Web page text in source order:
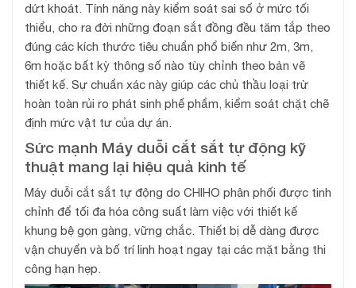
dứt khoát. Tính năng này kiểm soát sai số ở mức tối
thiểu, cho ra đời những đoạn sắt đồng đều tăm tắp theo
đúng các kích thước tiêu chuẩn phổ biến như 2m, 3m,
6m hoặc bất kỳ thông số nào tùy chỉnh theo bản vẽ
thiết kế. Sự chuẩn xác này giúp các chủ thầu loại trừ
hoàn toàn rủi ro phát sinh phế phẩm, kiểm soát chặt chẽ
định mức vật tư của dự án.
Sức mạnh Máy duỗi cắt sắt tự động kỹ
thuật mang lại hiệu quả kinh tế
Máy duỗi cắt sắt tự động do CHIHO phân phối được tinh
chỉnh để tối đa hóa công suất làm việc với thiết kế
khung bệ gọn gàng, vững chắc. Thiết bị dễ dàng được
vận chuyển và bố trí linh hoạt ngay tại các mặt bằng thi
công hạn hẹp.